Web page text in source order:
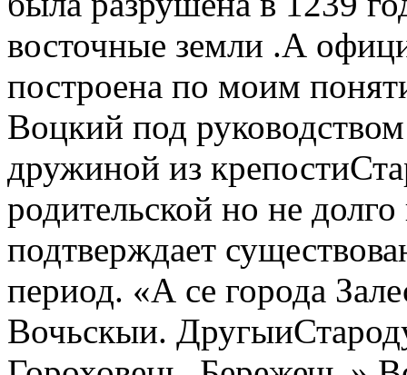
восточные земли .А
построена по моим
Воцкий под
дружиной из
родительской но не
подтверждает
период. «А се города
Вочьскыи.